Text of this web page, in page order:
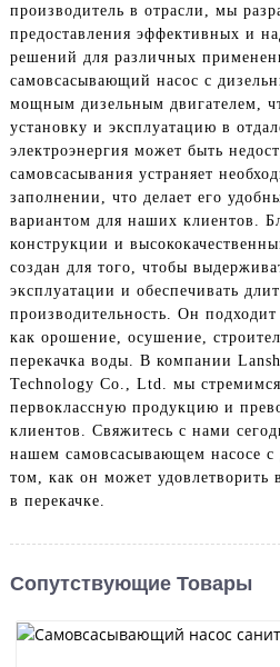
производитель в отрасли, мы
предоставления эффективных и
решений для различных
самовсасывающий насос с
мощным дизельным двигателем,
установку и эксплуатацию в
электроэнергия может быть
самовсасывания устраняет
заполнении, что делает его
вариантом для наших клиентов.
конструкции и
создан для того, чтобы
эксплуатации и обеспечивать
производительность. Он
как орошение, осушение,
перекачка воды. В компании
Technology Co., Ltd. мы стремимся
первоклассную продукцию и
клиентов. Свяжитесь с нами
нашем самовсасывающем насосе
том, как он может удовлетворить
в перекачке.
Сопутствующие Товары